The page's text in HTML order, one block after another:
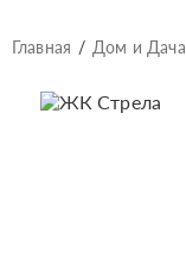
Главная Дом и Дача